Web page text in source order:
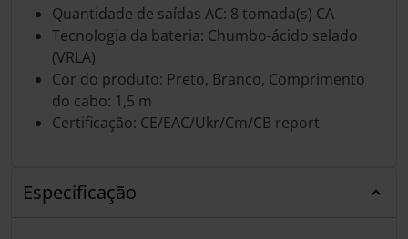
Quantidade de saídas AC: 8 tomada(s) CA
Tecnologia da bateria: Chumbo-ácido selado
(VRLA)
Cor do produto: Preto, Branco, Comprimento
do cabo: 1,5 m
Certificação: CE/EAC/Ukr/Cm/CB report
Especificação